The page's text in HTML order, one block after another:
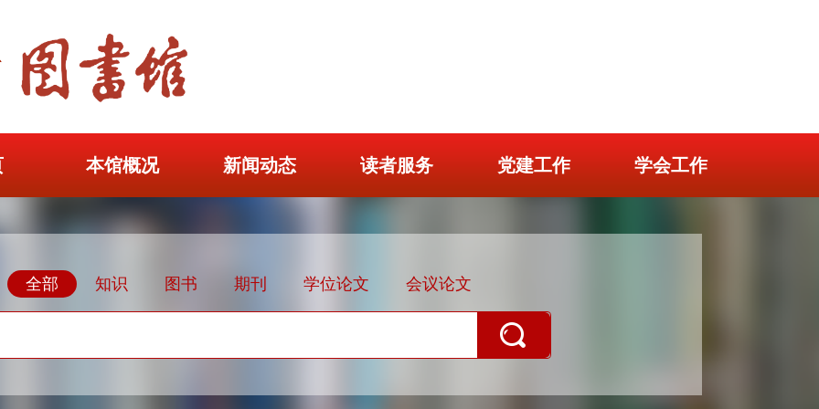
本馆概况 新闻动态 读者服务 党建工作 学会工作
全部 知识 图书 期刊 学位论文 会议论文